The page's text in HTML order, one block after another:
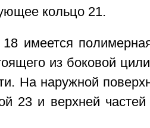
кольцо 21.
имеется
из боковой
На наружной
23 и верхней